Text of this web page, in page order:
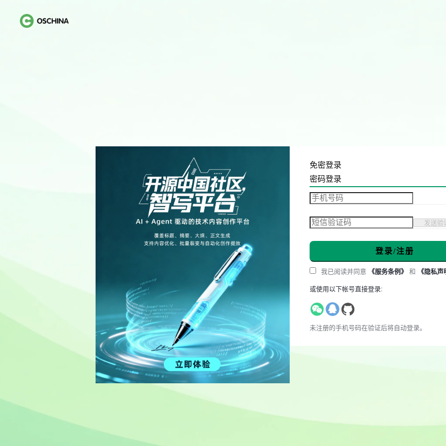
免密登录
密码登录
发送验
登录/注册
我已阅读并同意 《服务条例》 和 《隐私声
或使用以下帐号直接登录:
未注册的手机号码在验证后将自动登录。